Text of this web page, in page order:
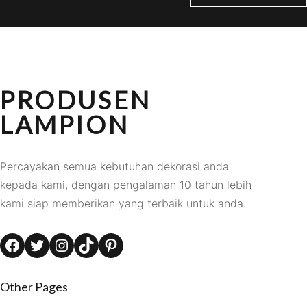
PRODUSEN
LAMPION
Percayakan semua kebutuhan dekorasi anda
kepada kami, dengan pengalaman 10 tahun lebih
kami siap memberikan yang terbaik untuk anda.
Facebook Twitter Instagram TikTok Pinterest
Other Pages